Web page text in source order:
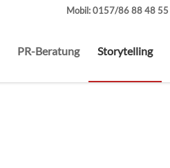
Mobil:0157/86 88 48 55
PR-Beratung Storytelling